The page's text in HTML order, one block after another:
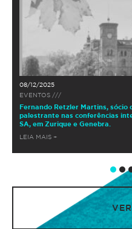
08/12/2025
EVENTOS ///
Fernando Retzler Martins, sócio
palestrante nas conferências
SA, em Zurique e Genebra.
LEIA MAIS +